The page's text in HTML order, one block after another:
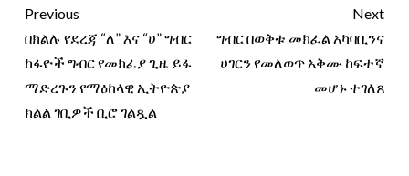
Previous
በክልሉ የደረጃ “ለ” እና “ሀ” ግብር
ከፋዮች ግብር የመክፈያ ጊዜ ይፋ
ማድረጉን የማዕከላዊ ኢትዮጵያ
ክልል ገቢዎች ቢሮ ገልጿል
Next
ግብር በወቅቱ መክፈል አካባቢንና
ሀገርን የመለወጥ አቅሙ ከፍተኛ
መሆኑ ተገለጸ